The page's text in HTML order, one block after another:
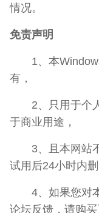
情况。
免责声明
1、本Windows
有，
2、只用于个人
于商业用途，
3、且本网站不
试用后24小时内删
4、如果您对本
论坛反馈，请购